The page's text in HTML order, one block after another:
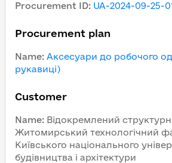
Procurement ID: UA-2024-09-25-
Procurement plan
Name: Аксесуари до робочого
рукавиці)
Customer
Name: Відокремлений
Житомирський технологічний
Київського національного
будівництва і архітектури